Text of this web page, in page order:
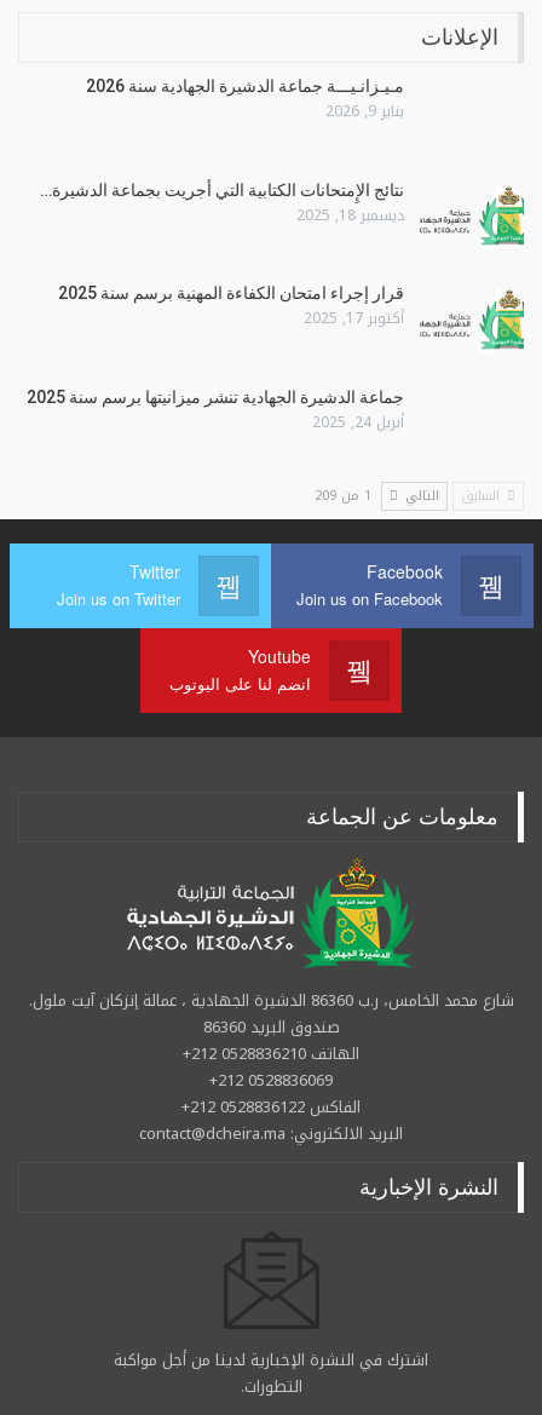
الإعلانات
مـيـزانـيـــة جماعة الدشيرة الجهادية سنة 2026
يناير 9, 2026
نتائج الإِمتحانات الكتابية التي أجريت بجماعة الدشيرة…
ديسمبر 18, 2025
قرار إجراء امتحان الكفاءة المهنية برسم سنة 2025
أكتوبر 17, 2025
جماعة الدشيرة الجهادية تنشر ميزانيتها برسم سنة 2025
أبريل 24, 2025
السابق التالي 1 من 209
Facebook
Join us on Facebook
Twitter
Join us on Twitter
Youtube
انضم لنا على اليوتوب
معلومات عن الجماعة
شارع محمد الخامس، ر.ب 86360 الدشيرة الجهادية ، عمالة إنزكان آيت ملول.
صندوق البريد 86360
الهاتف 0528836210 212+
0528836069 212+
الفاكس 0528836122 212+
البريد الالكتروني: contact@dcheira.ma
النشرة الإخبارية
اشترك في النشرة الإخبارية لدينا من أجل مواكبة
التطورات.